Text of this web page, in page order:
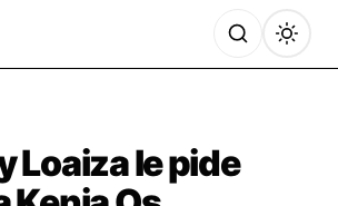
Loaiza le pide